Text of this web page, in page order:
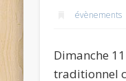
évènements
Dimanche
traditionnel